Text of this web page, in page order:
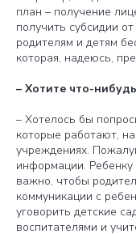
план – получение
получить субсидии
родителям и детям
которая, надеюсь,
– Хотите что-
– Хотелось бы
которые работают,
учреждениях.
информации.
важно, чтобы
коммуникации с
уговорить детские
воспитателями и